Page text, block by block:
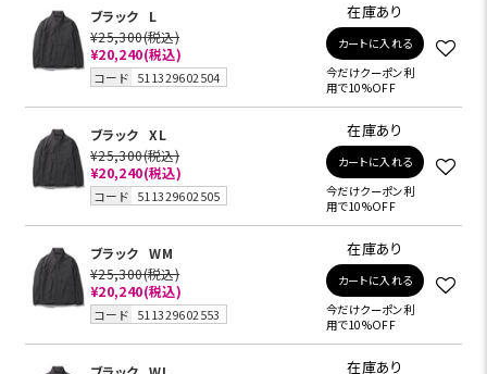
ブラック
L
¥25,300(税込)
¥20,240(税込)
コード 511329602504
在庫あり
カートに入れる
今だけクーポン利
用で10%OFF
ブラック
XL
¥25,300(税込)
¥20,240(税込)
コード 511329602505
在庫あり
カートに入れる
今だけクーポン利
用で10%OFF
ブラック
WM
¥25,300(税込)
¥20,240(税込)
コード 511329602553
在庫あり
カートに入れる
今だけクーポン利
用で10%OFF
在庫あり